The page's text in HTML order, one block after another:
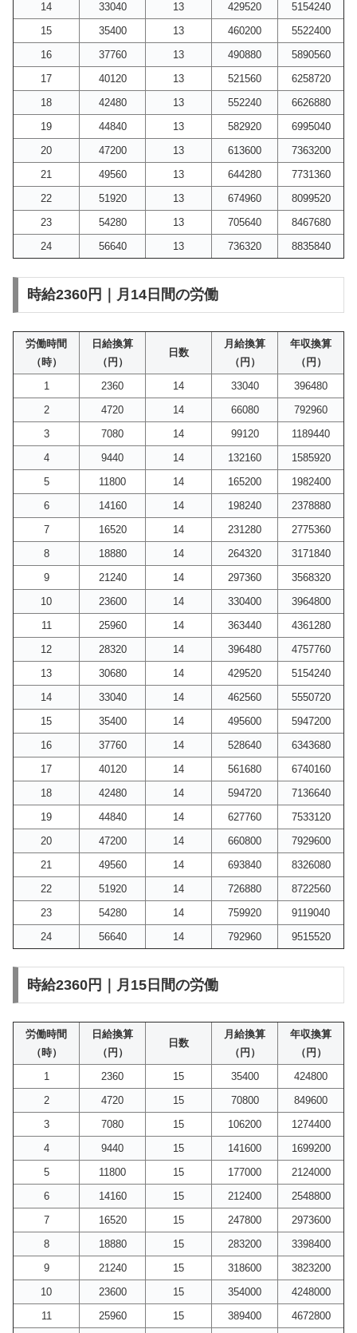
14
33040 13 429520
5154240
15
35400 13 460200
5522400
16
37760 13 490880
5890560
17
40120 13 521560
6258720
18
42480 13 552240
6626880
19
44840 13 582920
6995040
20
47200 13 613600
7363200
21
49560 13 644280
7731360
22
51920 13 674960
8099520
23
54280 13 705640
8467680
24
56640 13 736320 8835840
時給2360円｜月14日間の労働
労働時間
（時）
日給換算
（円）
日数
月給換算
（円）
年収換算
（円）
1
2360 14 33040
396480
2
4720 14 66080
792960
3
7080 14 99120
1189440
4
9440 14 132160
1585920
5
11800 14 165200
1982400
6
14160 14 198240
2378880
7
16520 14 231280
2775360
8
18880 14 264320
3171840
9
21240 14 297360
3568320
10
23600 14 330400
3964800
11
25960 14 363440
4361280
12
28320 14 396480
4757760
13
30680 14 429520
5154240
14
33040 14 462560
5550720
15
35400 14 495600
5947200
16
37760 14 528640
6343680
17
40120 14 561680
6740160
18
42480 14 594720
7136640
19
44840 14 627760
7533120
20
47200 14 660800
7929600
21
49560 14 693840
8326080
22
51920 14 726880
8722560
23
54280 14 759920
9119040
24
56640 14 792960 9515520
時給2360円｜月15日間の労働
労働時間
（時）
日給換算
（円）
日数
月給換算
（円）
年収換算
（円）
1
2360 15 35400
424800
2
4720 15 70800
849600
3
7080 15 106200
1274400
4
9440 15 141600
1699200
5
11800 15 177000
2124000
6
14160 15 212400
2548800
7
16520 15 247800
2973600
8
18880 15 283200
3398400
9
21240 15 318600
3823200
10
23600 15 354000
4248000
11
25960 15 389400 4672800